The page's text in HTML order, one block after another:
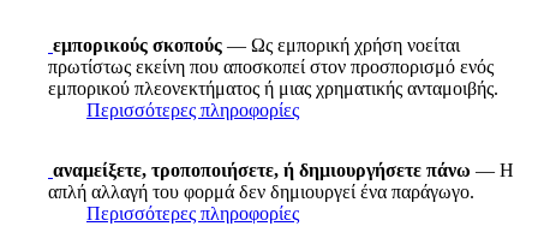
εμπορικούς σκοπούς — Ως εμπορική χρήση νοείται
πρωτίστως εκείνη που αποσκοπεί στον προσπορισμό ενός
εμπορικού πλεονεκτήματος ή μιας χρηματικής ανταμοιβής.
Περισσότερες πληροφορίες
αναμείξετε, τροποποιήσετε, ή δημιουργήσετε πάνω — Η
απλή αλλαγή του φορμά δεν δημιουργεί ένα παράγωγο.
Περισσότερες πληροφορίες